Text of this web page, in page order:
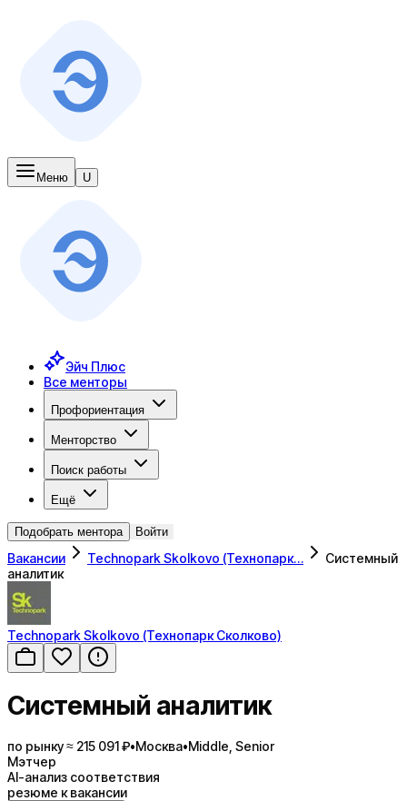
Меню U
Эйч Плюс
Все менторы
Профориентация
Менторство
Поиск работы
Ещё
Подобрать ментора Войти
Вакансии Technopark Skolkovo (Технопарк…
Системный
аналитик
Technopark Skolkovo (Технопарк Сколково)
Системный аналитик
по рынку ≈ 215 091 ₽•Москва•Middle, Senior
Мэтчер
AI-анализ соответствия
резюме к вакансии